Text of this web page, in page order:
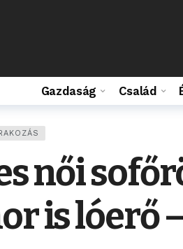
Gazdaság Család
női
is lóerő